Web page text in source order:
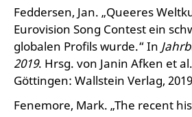
Feddersen, Jan. „Queeres
Eurovision Song Contest ein
globalen Profils wurde.“ In
2019. Hrsg. von Janin Afken et
Göttingen: Wallstein Verlag,
Fenemore, Mark. „The recent